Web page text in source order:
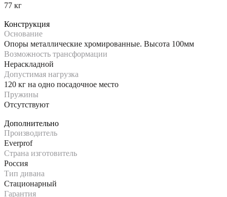
77 кг
Конструкция
Основание
Опоры металлические хромированные. Высота 100мм
Возможность трансформации
Нераскладной
Допустимая нагрузка
120 кг на одно посадочное место
Пружины
Отсутствуют
Дополнительно
Производитель
Everprof
Страна изготовитель
Россия
Тип дивана
Стационарный
Гарантия